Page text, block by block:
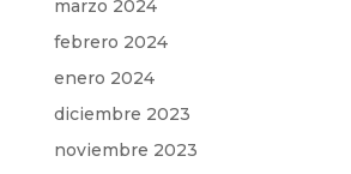
marzo 2024
febrero 2024
enero 2024
diciembre 2023
noviembre 2023